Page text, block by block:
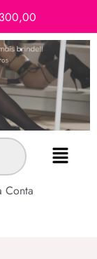
300,00
Conta